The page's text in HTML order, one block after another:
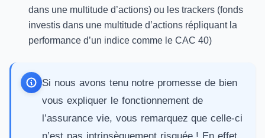
dans une multitude d’actions) ou les trackers (fonds
investis dans une multitude d’actions répliquant la
performance d’un indice comme le CAC 40)
Si nous avons tenu notre promesse de bien
vous expliquer le fonctionnement de
l’assurance vie, vous remarquez que celle-ci